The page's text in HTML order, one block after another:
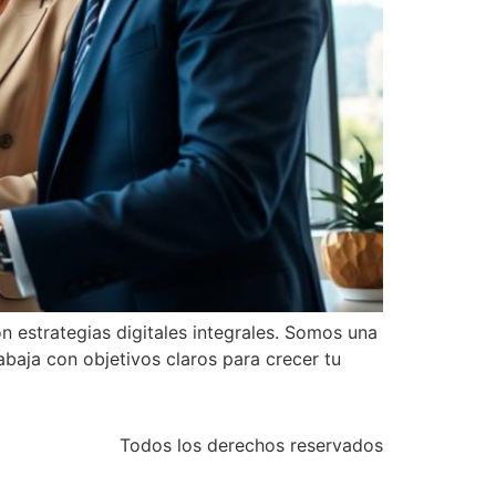
estrategias digitales integrales. Somos una
con objetivos claros para crecer tu
Todos los derechos reservados